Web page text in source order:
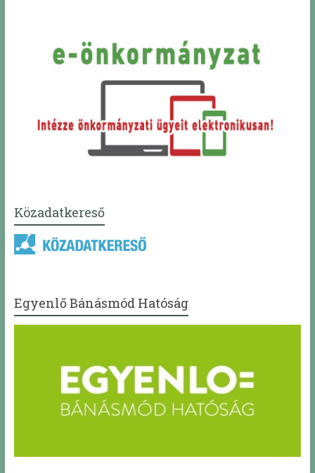
Közadatkereső
Egyenlő Bánásmód Hatóság